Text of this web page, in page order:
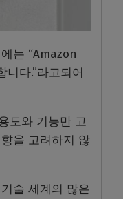
는 “Amazon
다.”라고되어
도와 기능만 고
을 고려하지 않
술 세계의 많은